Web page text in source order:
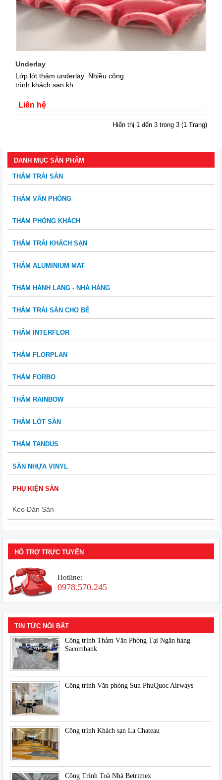
Underlay
Lớp lót thảm underlay Nhiều công
trình khách sạn kh..
Liên hệ
Hiển thị 1 đến 3 trong 3 (1 Trang)
DANH MỤC SẢN PHẨM
THẢM TRẢI SÀN
THẢM VĂN PHÒNG
THẢM PHÒNG KHÁCH
THẢM TRẢI KHÁCH SẠN
THẢM ALUMINIUM MAT
THẢM HÀNH LANG - NHÀ HÀNG
THẢM TRẢI SÀN CHO BÉ
THẢM INTERFLOR
THẢM FLORPLAN
THẢM FORBO
THẢM RAINBOW
THẢM LÓT SÀN
THẢM TANDUS
SÀN NHỰA VINYL
PHỤ KIỆN SÀN
Keo Dán Sàn
HỔ TRỢ TRỰC TUYẾN
Hotline:
0978.570.245
TIN TỨC NỔI BẬT
Công trình Thảm Văn Phòng Tại Ngân hàng
Sacombank
Công trình Văn phòng Sun PhuQuoc Airways
Công trình Khách sạn La Chateau
Công Trình Toà Nhà Betrimex